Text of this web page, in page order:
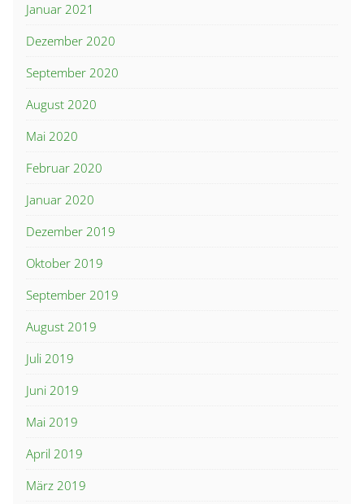
Januar 2021
Dezember 2020
September 2020
August 2020
Mai 2020
Februar 2020
Januar 2020
Dezember 2019
Oktober 2019
September 2019
August 2019
Juli 2019
Juni 2019
Mai 2019
April 2019
März 2019